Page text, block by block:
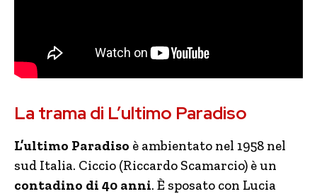
La trama di L’ultimo Paradiso
L’ultimo Paradiso è ambientato nel 1958 nel
sud Italia. Ciccio (Riccardo Scamarcio) è un
contadino di 40 anni. È sposato con Lucia